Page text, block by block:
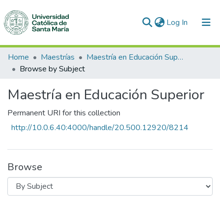
Log In (current)
Communities & Collections
All of DSpace
Home Maestrías
Maestría en Educación Superior
Browse by Subject
Maestría en Educación Superior
Permanent URI for this collection
http://10.0.6.40:4000/handle/20.500.12920/8214
Browse